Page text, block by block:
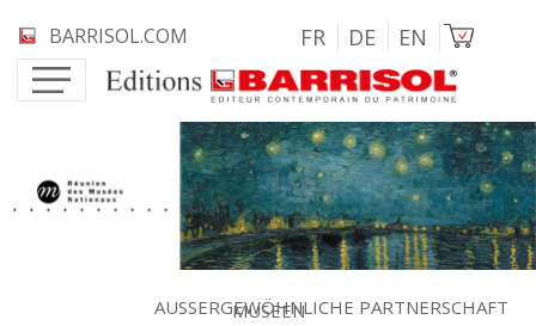
BARRISOL.COM FR DE EN Bild
MUSEEN